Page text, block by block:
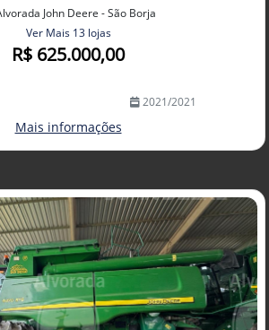
John Deere - São Borja
Ver Mais 13 lojas
R$ 625.000,00
2021/2021
Mais informações